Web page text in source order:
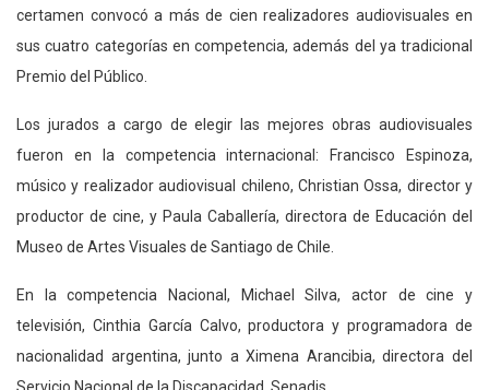
certamen convocó a más de cien realizadores audiovisuales en
sus cuatro categorías en competencia, además del ya tradicional
Premio del Público.
Los jurados a cargo de elegir las mejores obras audiovisuales
fueron en la competencia internacional: Francisco Espinoza,
músico y realizador audiovisual chileno, Christian Ossa, director y
productor de cine, y Paula Caballería, directora de Educación del
Museo de Artes Visuales de Santiago de Chile.
En la competencia Nacional, Michael Silva, actor de cine y
televisión, Cinthia García Calvo, productora y programadora de
nacionalidad argentina, junto a Ximena Arancibia, directora del